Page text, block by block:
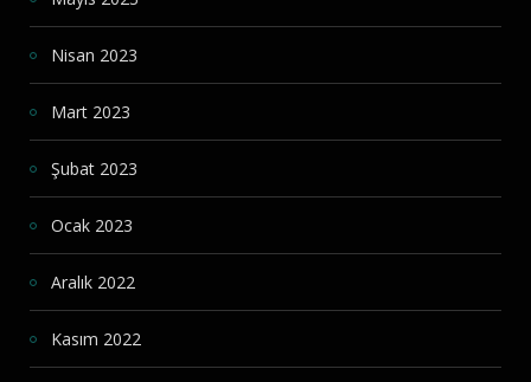
Nisan 2023
Mart 2023
Şubat 2023
Ocak 2023
Aralık 2022
Kasım 2022